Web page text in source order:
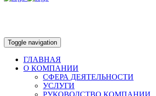
Toggle navigation
ГЛАВНАЯ
О КОМПАНИИ
СФЕРА ДЕЯТЕЛЬНОСТИ
УСЛУГИ
РУКОВОДСТВО КОМПАНИИ